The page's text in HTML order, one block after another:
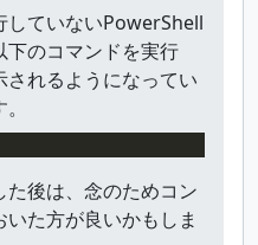
していないPowerShell
下のコマンドを実行
されるようになってい
後は、念のためコン
た方が良いかもしま